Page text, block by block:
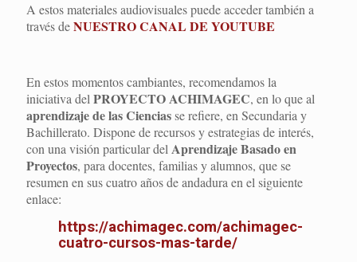
A estos materiales audiovisuales puede acceder también a
través deNUESTRO CANAL DE YOUTUBE
En estos momentos cambiantes, recomendamos la
iniciativa del PROYECTO ACHIMAGEC, en lo que al
aprendizaje de las Cienciasse refiere, en Secundaria y
Bachillerato. Dispone de recursos y estrategias de interés,
con una visión particular del Aprendizaje Basado en
Proyectos, para docentes, familias y alumnos, que se
resumen en sus cuatro años de andadura en el siguiente
enlace:
https://achimagec.com/achimagec-
cuatro-cursos-mas-tarde/